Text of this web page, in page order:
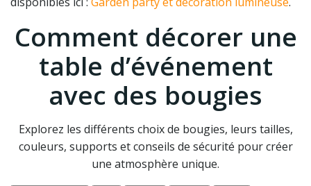
Comment décorer une
table d’événement
avec des bougies
Explorez les différents choix de bougies, leurs tailles,
couleurs, supports et conseils de sécurité pour créer
une atmosphère unique.